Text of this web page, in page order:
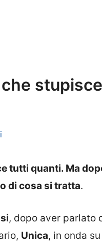
tutti quanti. Ma
di cosa si tratta.
, dopo aver parlato
Unica, in onda